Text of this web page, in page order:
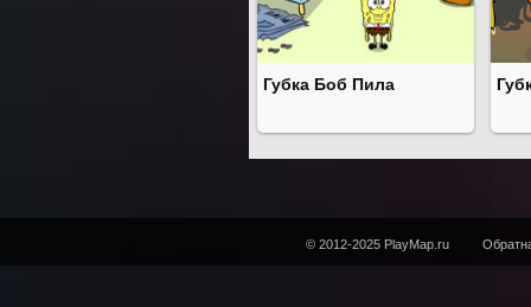
Губка Боб Пила
© 2012-2025 PlayMap.ru